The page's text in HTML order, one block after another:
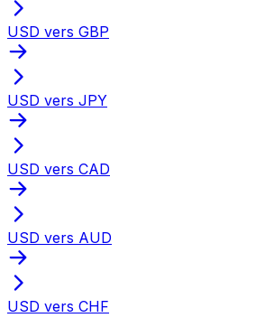
USD vers GBP
USD vers JPY
USD vers CAD
USD vers AUD
USD vers CHF